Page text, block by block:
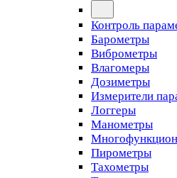
Контроль
Барометры
Виброметры
Влагомеры
Дозиметры
Измерители
Логгеры
Манометры
Пирометры
Тахометры